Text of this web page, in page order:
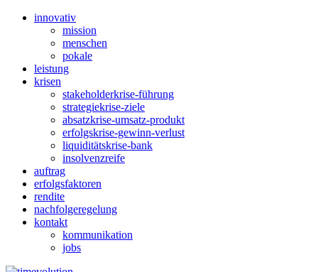
innovativ
mission
menschen
pokale
leistung
krisen
stakeholderkrise-führung
strategiekrise-ziele
absatzkrise-umsatz-produkt
erfolgskrise-gewinn-verlust
liquiditätskrise-bank
insolvenzreife
auftrag
erfolgsfaktoren
rendite
nachfolgeregelung
kontakt
kommunikation
jobs